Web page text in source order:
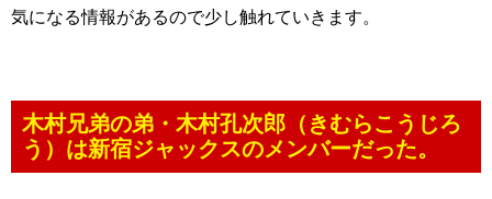
気になる情報があるので少し触れていきます。
木村兄弟の弟・木村孔次郎（きむらこうじろ
う）は新宿ジャックスのメンバーだった。